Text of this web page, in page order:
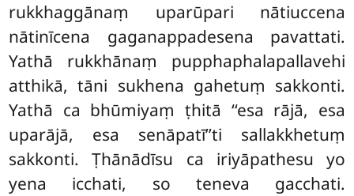
rukkhaggānaṃ uparūpari nātiuccena
nātinīcena gaganappadesena pavattati.
Yathā rukkhānaṃ pupphaphalapallavehi
atthikā, tāni sukhena gahetuṃ sakkonti.
Yathā ca bhūmiyaṃ ṭhitā ‘‘esa rājā, esa
uparājā, esa senāpatī’’ti sallakkhetuṃ
sakkonti. Ṭhānādīsu ca iriyāpathesu yo
yena icchati, so teneva gacchati.